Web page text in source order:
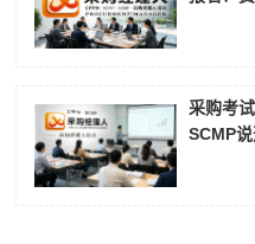
采购考
SCMP